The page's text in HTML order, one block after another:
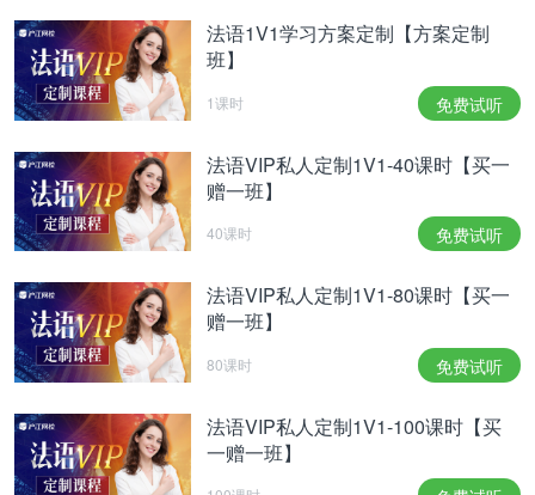
multiplication des contrats courts. La question de la
dégressivité des allocations chômage a été posée
par le député [LREM] Aurélien Taché. Nous
pouvons en discuter, nous n'aurons ni tabous ni
présupposés. Je suis déterminé à avoir avec les
partenaires sociaux une discussion sur la meilleure
façon d'établir un système financièrement équilibré
qui garantisse la justice ¬sociale et favorise le
retour à l'emploi. Partout où il y a des mécanismes
qui n'incitent pas à retrouver rapidement un emploi,
il faudra agir. Je dis bien partout.
我将会从周三开始（和Muriel Pénicaud与Agnès
Buzyn）接待一些社会的合作伙伴。探讨的话题就是
的重大进展：职场健康和失业保险。当前正值就业慢
慢好转之际，我们就想趁这一时机来纠正运转不畅的
法语1V1学习方案定制【方案定制
班】
1课时 免费试听
法语VIP私人定制1V1-40课时【买一
赠一班】
40课时 免费试听
法语VIP私人定制1V1-80课时【买一
赠一班】
80课时 免费试听
法语VIP私人定制1V1-100课时【买
一赠一班】